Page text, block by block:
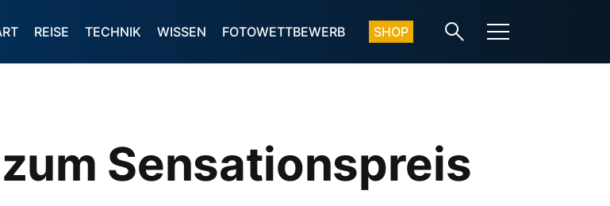
REISE TECHNIK WISSEN FOTOWETTBEWERB SHOP
Sensationspreis